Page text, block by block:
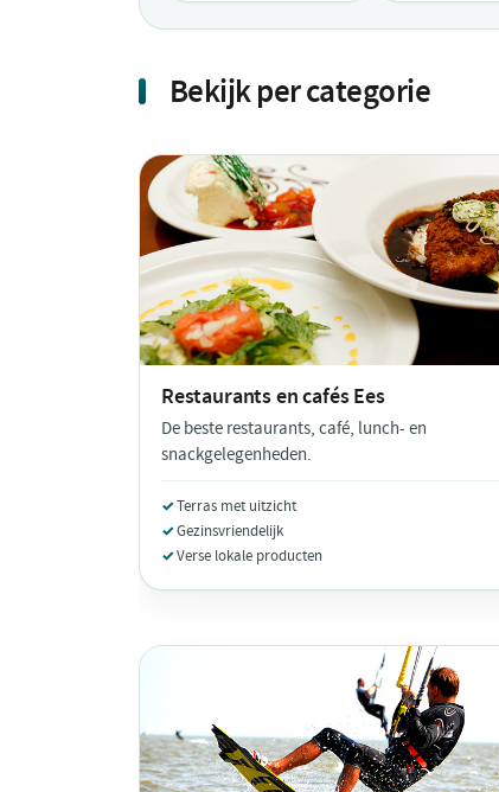
Bekijk per categorie
Restaurants en cafésEes
De beste restaurants, café, lunch- en
snackgelegenheden.
Terras met uitzicht
Gezinsvriendelijk
Verse lokale producten